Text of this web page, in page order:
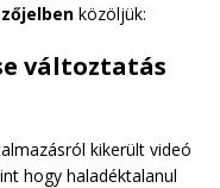
közöljük:
változtatás
kikerült videó
hogy haladéktalanul